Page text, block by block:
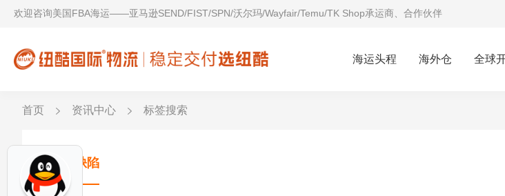
欢迎咨询美国FBA海运——亚马逊SEND/FIST/SPN/沃尔玛/Wayfair/Temu/TK Shop承运商、合作伙伴
海运头程 海外仓 全球
首页 资讯中心 标签搜索
发票缺陷